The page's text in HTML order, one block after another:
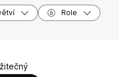
Role